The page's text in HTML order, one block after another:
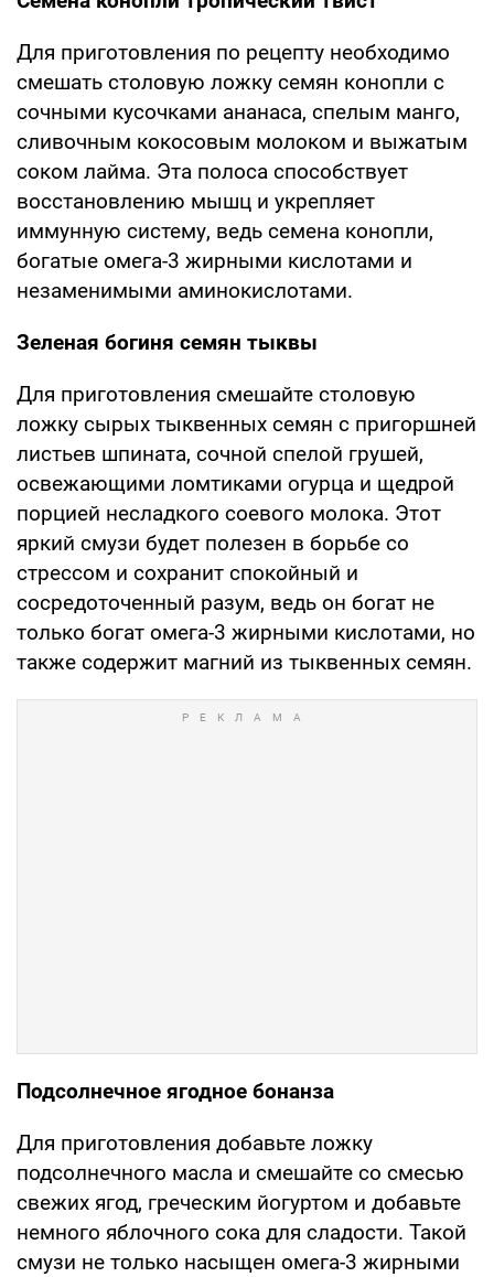
Для приготовления по рецепту необходимо
смешать столовую ложку семян конопли с
сочными кусочками ананаса, спелым манго,
сливочным кокосовым молоком и выжатым
соком лайма. Эта полоса способствует
восстановлению мышц и укрепляет
иммунную систему, ведь семена конопли,
богатые омега-3 жирными кислотами и
незаменимыми аминокислотами.
Зеленая богиня семян тыквы
Для приготовления смешайте столовую
ложку сырых тыквенных семян с пригоршней
листьев шпината, сочной спелой грушей,
освежающими ломтиками огурца и щедрой
порцией несладкого соевого молока. Этот
яркий смузи будет полезен в борьбе со
стрессом и сохранит спокойный и
сосредоточенный разум, ведь он богат не
только богат омега-3 жирными кислотами, но
также содержит магний из тыквенных семян.
Подсолнечное ягодное бонанза
Для приготовления добавьте ложку
подсолнечного масла и смешайте со смесью
свежих ягод, греческим йогуртом и добавьте
немного яблочного сока для сладости. Такой
смузи не только насыщен омега-3 жирными